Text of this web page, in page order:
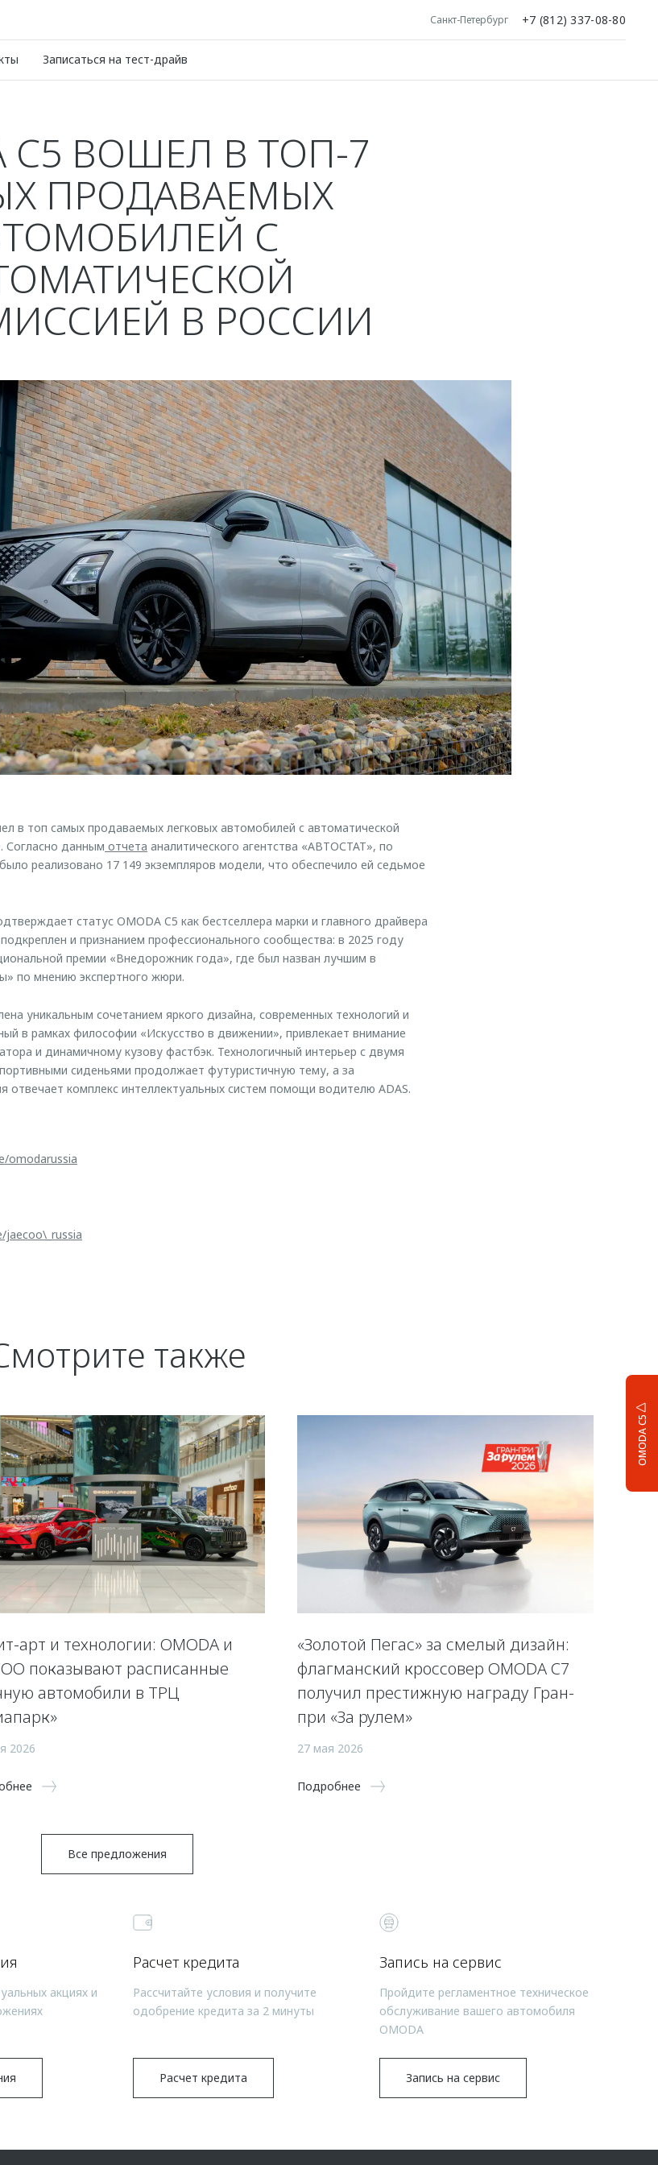
Санкт-Петербург +7 (812) 337-08-80
Записаться на тест-драйв
OMODA C5
C5 ВОШЕЛ В ТОП-7
ПРОДАВАЕМЫХ
С
В РОССИИ
в топ самых продаваемых легковых автомобилей с автоматической
Согласно данным отчета аналитического агентства «АВТОСТАТ», по
реализовано 17 149 экземпляров модели, что обеспечило ей седьмое
статус OMODA C5 как бестселлера марки и главного драйвера
и признанием профессионального сообщества: в 2025 году
премии «Внедорожник года», где был назван лучшим в
по мнению экспертного жюри.
уникальным сочетанием яркого дизайна, современных технологий и
в рамках философии «Искусство в движении», привлекает внимание
и динамичному кузову фастбэк. Технологичный интерьер с двумя
сиденьями продолжает футуристичную тему, а за
отвечает комплекс интеллектуальных систем помощи водителю ADAS.
omodarussia
также
арт и технологии: OMODA и
показывают расписанные
автомобили в ТРЦ
2026
«Золотой Пегас» за смелый дизайн:
флагманский кроссовер OMODA C7
получил престижную награду Гран-
при «За рулем»
27 мая 2026
Подробнее
Все предложения
акциях и
Расчет кредита
Рассчитайте условия и получите
одобрение кредита за 2 минуты
Расчет кредита
Запись на сервис
Пройдите регламентное техническое
обслуживание вашего автомобиля
OMODA
Запись на сервис